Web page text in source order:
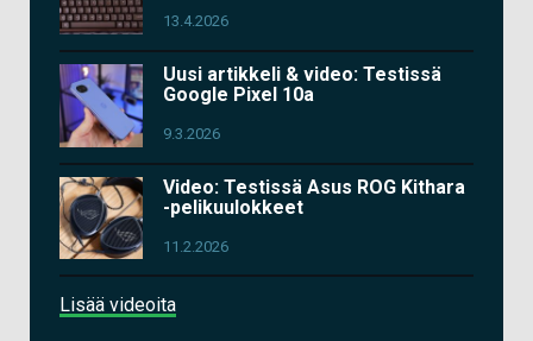
13.4.2026
Uusi artikkeli & video: Testissä
Google Pixel 10a
9.3.2026
Video: Testissä Asus ROG Kithara
-pelikuulokkeet
11.2.2026
Lisää videoita